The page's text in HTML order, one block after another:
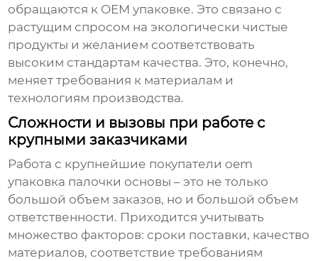
обращаются к OEM упаковке. Это связано с
растущим спросом на экологически чистые
продукты и желанием соответствовать
высоким стандартам качества. Это, конечно,
меняет требования к материалам и
технологиям производства.
Сложности и вызовы при работе с
крупными заказчиками
Работа с крупнейшие покупатели oem
упаковка палочки основы – это не только
большой объем заказов, но и большой объем
ответственности. Приходится учитывать
множество факторов: сроки поставки, качество
материалов, соответствие требованиям